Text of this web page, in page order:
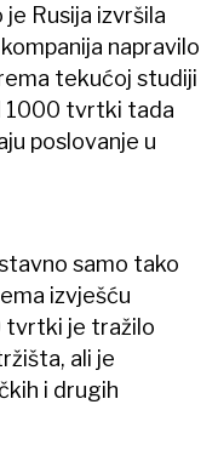
Rusija izvršila
napravilo
tekućoj studiji
1000 tvrtki tada
poslovanje u
samo tako
izvješću
tvrtki je tražilo
ali je
i drugih